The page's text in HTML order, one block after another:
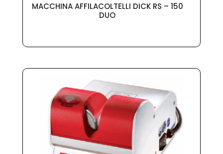
MACCHINA AFFILACOLTELLI DICK RS – 150
DUO